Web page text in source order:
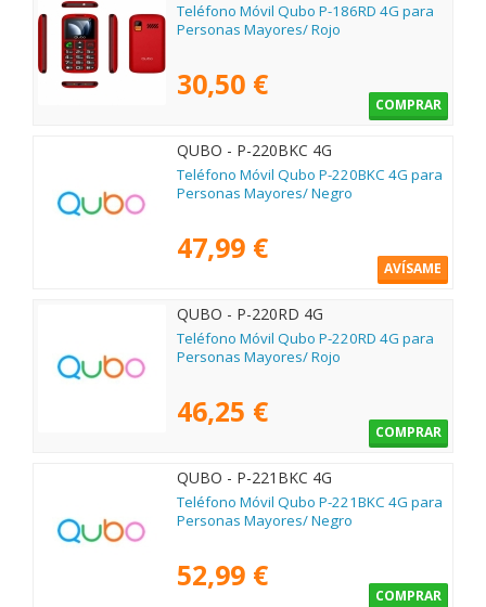
Teléfono Móvil Qubo P-186RD 4G para
Personas Mayores/ Rojo
30,50 €
COMPRAR
QUBO - P-220BKC 4G
Teléfono Móvil Qubo P-220BKC 4G para
Personas Mayores/ Negro
47,99 €
AVÍSAME
QUBO - P-220RD 4G
Teléfono Móvil Qubo P-220RD 4G para
Personas Mayores/ Rojo
46,25 €
COMPRAR
QUBO - P-221BKC 4G
Teléfono Móvil Qubo P-221BKC 4G para
Personas Mayores/ Negro
52,99 €
COMPRAR